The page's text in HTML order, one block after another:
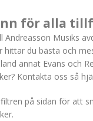
för alla
Andreasson Musiks
hittar du bästa och
annat Evans och
Kontakta oss så
på sidan för att